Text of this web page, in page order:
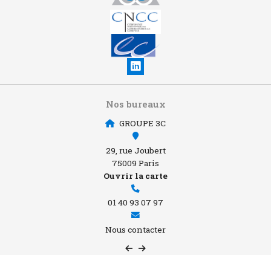
Nos bureaux
GROUPE 3C
29, rue Joubert
75009 Paris
Ouvrir la carte
01 40 93 07 97
Nous contacter